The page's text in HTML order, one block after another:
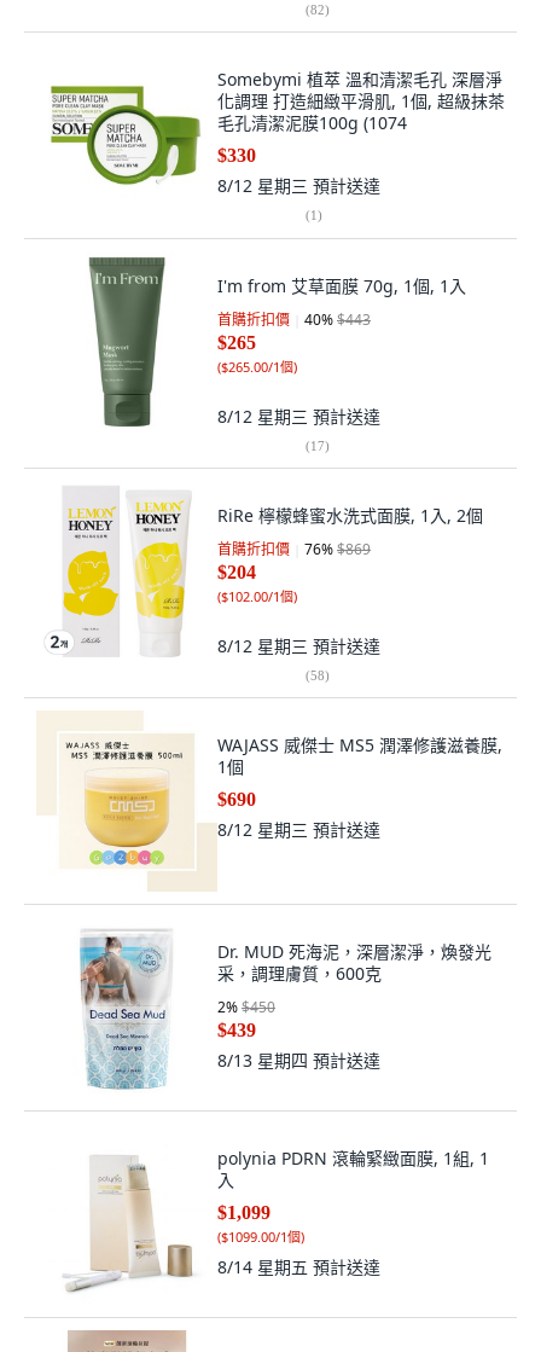
(82)
Somebymi 植萃 溫和清潔毛孔 深層淨
化調理 打造細緻平滑肌, 1個, 超級抹茶
毛孔清潔泥膜100g (1074
$330
8/12 星期三 預計送達
(1)
I'm from 艾草面膜 70g, 1個, 1入
首購折扣價 40%$443
$265
($265.00/1個)
8/12 星期三 預計送達
(17)
RiRe 檸檬蜂蜜水洗式面膜, 1入, 2個
首購折扣價 76%$869
$204
($102.00/1個)
8/12 星期三 預計送達
(58)
WAJASS 威傑士 MS5 潤澤修護滋養膜,
1個
$690
8/12 星期三 預計送達
Dr. MUD 死海泥，深層潔淨，煥發光
采，調理膚質，600克
2%$450
$439
8/13 星期四 預計送達
polynia PDRN 滾輪緊緻面膜, 1組, 1
入
$1,099
($1099.00/1個)
8/14 星期五 預計送達